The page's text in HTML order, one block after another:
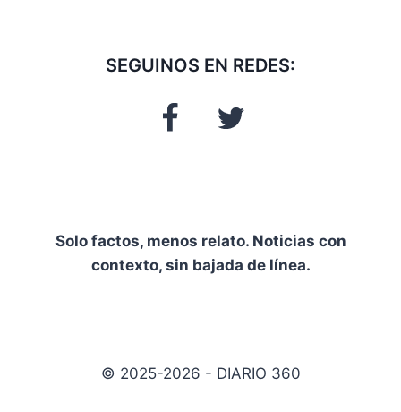
SEGUINOS EN REDES:
Solo factos, menos relato. Noticias con
contexto, sin bajada de línea.
© 2025-2026 - DIARIO 360